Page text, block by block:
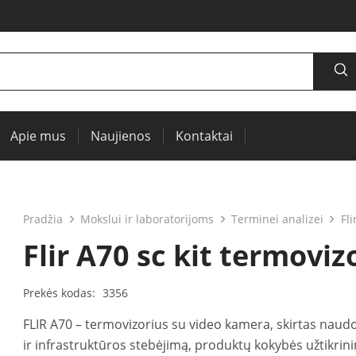
Apie mus Naujienos Kontaktai
Pradžia Mokslui ir laboratorijoms Terminei analizei
Flir A70 sc kit
Prekės kodas: 3356
FLIR A70 – termovizorius su video kamera, skirtas
ir infrastruktūros stebėjimą, produktų kokybės